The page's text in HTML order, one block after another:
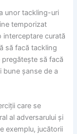
unor tackling-uri
temporizat
interceptare curată
să facă tackling
să facă
bune șanse de a
care se
al adversarului și
exemplu, jucătorii